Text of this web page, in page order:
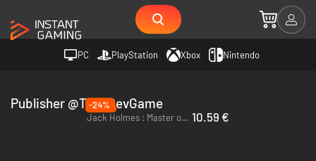
PC PlayStation Xbox Nintendo
Publisher @TonyDevGame
-24%
Jack Holmes : Master of Puppets - PC (Steam) 10.59 €